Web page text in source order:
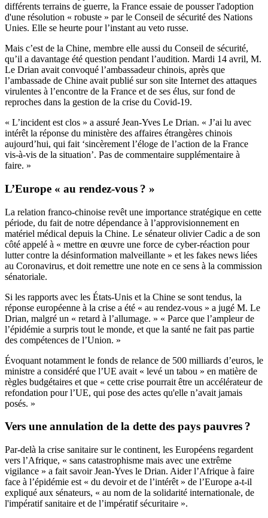
différents terrains de guerre, la France essaie de pousser l'adoption
d'une résolution « robuste » par le Conseil de sécurité des Nations
Unies. Elle se heurte pour l’instant au veto russe.
Mais c’est de la Chine, membre elle aussi du Conseil de sécurité,
qu’il a davantage été question pendant l’audition. Mardi 14 avril, M.
Le Drian avait convoqué l’ambassadeur chinois, après que
l’ambassade de Chine avait publié sur son site Internet des attaques
virulentes à l’encontre de la France et de ses élus, sur fond de
reproches dans la gestion de la crise du Covid-19.
« L’incident est clos » a assuré Jean-Yves Le Drian. « J’ai lu avec
intérêt la réponse du ministère des affaires étrangères chinois
aujourd’hui, qui fait ‘sincèrement l’éloge de l’action de la France
vis-à-vis de la situation’. Pas de commentaire supplémentaire à
faire. »
L’Europe « au rendez-vous ? »
La relation franco-chinoise revêt une importance stratégique en cette
période, du fait de notre dépendance à l’approvisionnement en
matériel médical depuis la Chine. Le sénateur olivier Cadic a de son
côté appelé à « mettre en œuvre une force de cyber-réaction pour
lutter contre la désinformation malveillante » et les fakes news liées
au Coronavirus, et doit remettre une note en ce sens à la commission
sénatoriale.
Si les rapports avec les États-Unis et la Chine se sont tendus, la
réponse européenne à la crise a été « au rendez-vous » a jugé M. Le
Drian, malgré un « retard à l’allumage. » « Parce que l’ampleur de
l’épidémie a surpris tout le monde, et que la santé ne fait pas partie
des compétences de l’Union. »
Évoquant notamment le fonds de relance de 500 milliards d’euros, le
ministre a considéré que l’UE avait « levé un tabou » en matière de
règles budgétaires et que « cette crise pourrait être un accélérateur de
refondation pour l’UE, qui pose des actes qu'elle n’avait jamais
posés. »
Vers une annulation de la dette des pays pauvres ?
Par-delà la crise sanitaire sur le continent, les Européens regardent
vers l’Afrique, « sans catastrophisme mais avec une extrême
vigilance » a fait savoir Jean-Yves le Drian. Aider l’Afrique à faire
face à l’épidémie est « du devoir et de l’intérêt » de l’Europe a-t-il
expliqué aux sénateurs, « au nom de la solidarité internationale, de
l'impératif sanitaire et de l’impératif sécuritaire ».